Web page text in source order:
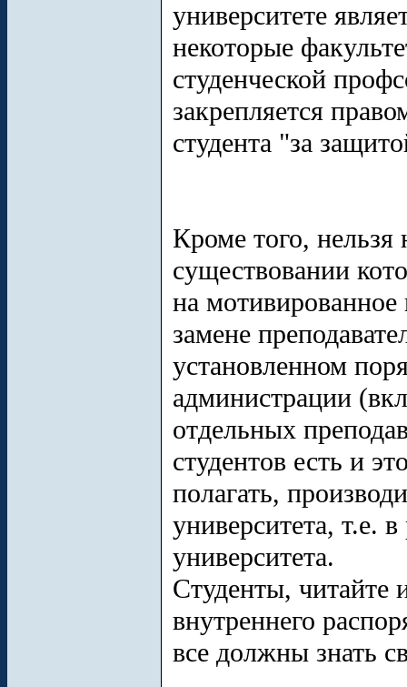
университете
некоторые
студенческой
закрепляется
студента "за
Кроме того, нельзя
существовании
на мотивированное
замене
установленном
администрации
отдельных
студентов есть и
полагать,
университета, т.е.
университета.
Студенты, читайте
внутреннего
все должны знать